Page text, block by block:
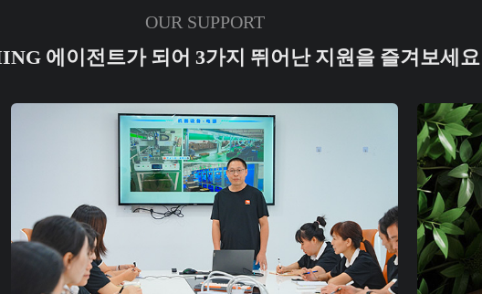
OUR SUPPORT
에이전트가 되어 3가지 뛰어난 지원을 즐겨보세요